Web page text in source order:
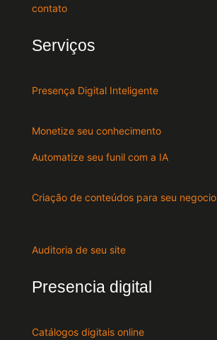
contato
Serviços
Presença Digital Inteligente
Monetize seu conhecimento
Automatize seu funil com a IA
Criação de conteúdos para seu negocio
Auditoria de seu site
Presencia digital
Catálogos digitais online